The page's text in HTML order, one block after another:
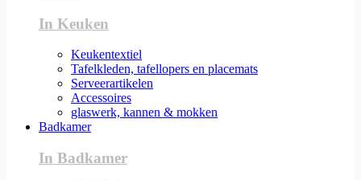
In Keuken
Keukentextiel
Tafelkleden, tafellopers en placemats
Serveerartikelen
Accessoires
glaswerk, kannen & mokken
Badkamer
In Badkamer